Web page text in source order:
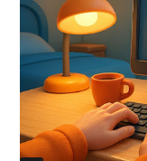
a
t
P
r
o
p